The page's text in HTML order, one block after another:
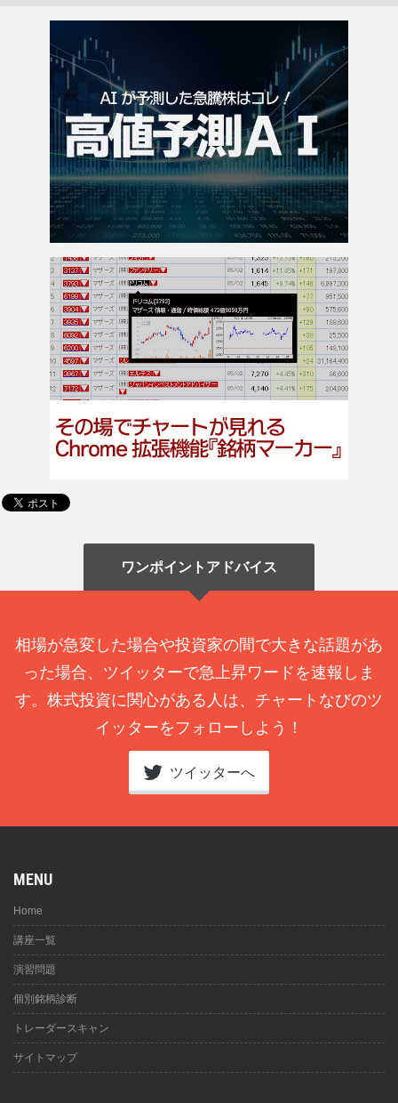
ワンポイントアドバイス
相場が急変した場合や投資家の間で大きな話題があ
った場合、ツイッターで急上昇ワードを速報しま
す。株式投資に関心がある人は、チャートなびのツ
イッターをフォローしよう！
ツイッターへ
MENU
Home
講座一覧
演習問題
個別銘柄診断
トレーダースキャン
サイトマップ